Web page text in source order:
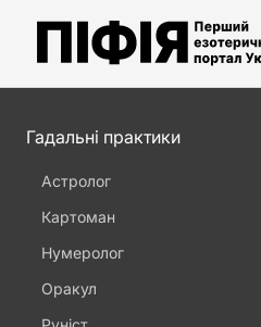
Гадальні практики
Астролог
Картоман
Нумеролог
Оракул